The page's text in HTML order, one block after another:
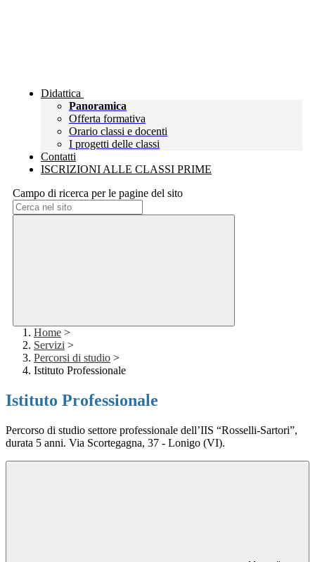
Didattica
Panoramica
Offerta formativa
Orario classi e docenti
I progetti delle classi
Contatti
ISCRIZIONI ALLE CLASSI PRIME
Campo di ricerca per le pagine del sito
Home >
Servizi >
Percorsi di studio >
Istituto Professionale
Istituto Professionale
Percorso di studio settore professionale dell’IIS “Rosselli-Sartori”,
durata 5 anni. Via Scortegagna, 37 - Lonigo (VI).